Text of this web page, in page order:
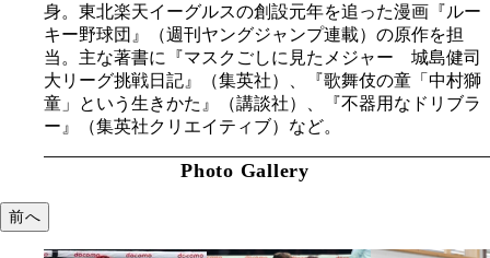
身。東北楽天イーグルスの創設元年を追った漫画『ルー
キー野球団』（週刊ヤングジャンプ連載）の原作を担
当。主な著書に『マスクごしに見たメジャー 城島健司
大リーグ挑戦日記』（集英社）、『歌舞伎の童「中村獅
童」という生きかた』（講談社）、『不器用なドリブラ
ー』（集英社クリエイティブ）など。
Photo Gallery
前へ